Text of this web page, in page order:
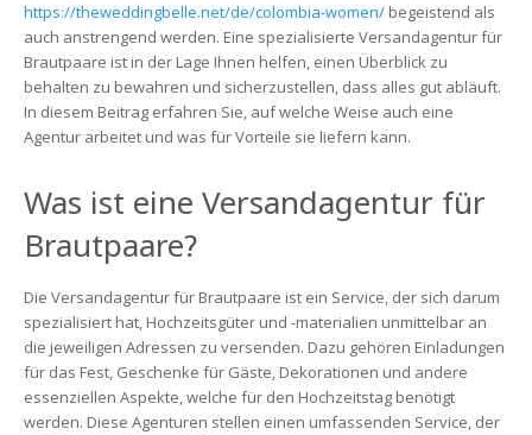
Das
perfekte
Service
am
Ihren
besondere
https://theweddingbelle.net/de/colombia-women/ begeistend als
auch anstrengend werden. Eine spezialisierte Versandagentur für
Brautpaare ist in der Lage Ihnen helfen, einen Überblick zu
behalten zu bewahren und sicherzustellen, dass alles gut abläuft.
In diesem Beitrag erfahren Sie, auf welche Weise auch eine
Agentur arbeitet und was für Vorteile sie liefern kann.
Was ist eine Versandagentur für
Brautpaare?
Die Versandagentur für Brautpaare ist ein Service, der sich darum
spezialisiert hat, Hochzeitsgüter und -materialien unmittelbar an
die jeweiligen Adressen zu versenden. Dazu gehören Einladungen
für das Fest, Geschenke für Gäste, Dekorationen und andere
essenziellen Aspekte, welche für den Hochzeitstag benötigt
werden. Diese Agenturen stellen einen umfassenden Service, der